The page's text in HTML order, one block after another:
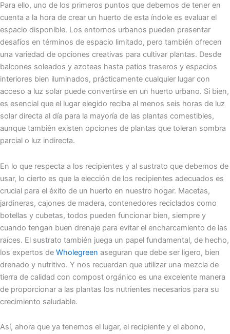
Para ello, uno de los primeros puntos que debemos de tener en
cuenta a la hora de crear un huerto de esta índole es evaluar el
espacio disponible. Los entornos urbanos pueden presentar
desafíos en términos de espacio limitado, pero también ofrecen
una variedad de opciones creativas para cultivar plantas. Desde
balcones soleados y azoteas hasta patios traseros y espacios
interiores bien iluminados, prácticamente cualquier lugar con
acceso a luz solar puede convertirse en un huerto urbano. Si bien,
es esencial que el lugar elegido reciba al menos seis horas de luz
solar directa al día para la mayoría de las plantas comestibles,
aunque también existen opciones de plantas que toleran sombra
parcial o luz indirecta.
En lo que respecta a los recipientes y al sustrato que debemos de
usar, lo cierto es que la elección de los recipientes adecuados es
crucial para el éxito de un huerto en nuestro hogar. Macetas,
jardineras, cajones de madera, contenedores reciclados como
botellas y cubetas, todos pueden funcionar bien, siempre y
cuando tengan buen drenaje para evitar el encharcamiento de las
raíces. El sustrato también juega un papel fundamental, de hecho,
los expertos de Wholegreen aseguran que debe ser ligero, bien
drenado y nutritivo. Y nos recuerdan que utilizar una mezcla de
tierra de calidad con compost orgánico es una excelente manera
de proporcionar a las plantas los nutrientes necesarios para su
crecimiento saludable.
Así, ahora que ya tenemos el lugar, el recipiente y el abono,